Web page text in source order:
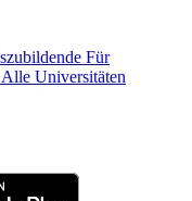
Für
Alle Universitäten